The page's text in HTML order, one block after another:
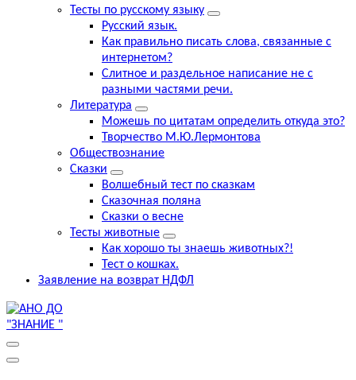
Тесты по русскому языку
Русский язык.
Как правильно писать слова, связанные с
интернетом?
Слитное и раздельное написание не с
разными частями речи.
Литература
Можешь по цитатам определить откуда это?
Творчество М.Ю.Лермонтова
Обществознание
Сказки
Волшебный тест по сказкам
Сказочная поляна
Сказки о весне
Тесты животные
Как хорошо ты знаешь животных?!
Тест о кошках.
Заявление на возврат НДФЛ